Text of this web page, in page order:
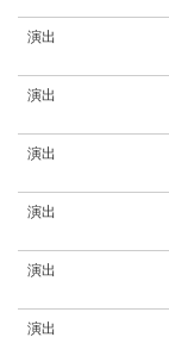
演出
演出
演出
演出
演出
演出